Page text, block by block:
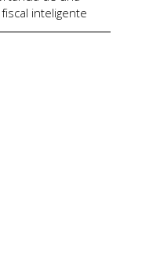
inteligente